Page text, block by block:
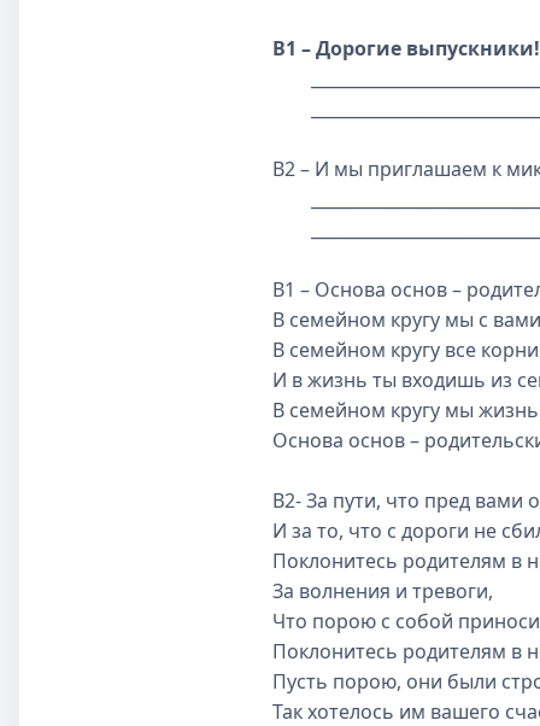
В1 – Дорогие
В2 – И мы приглашаем к
В1 – Основа основ –
В семейном кругу мы с
В семейном кругу все
И в жизнь ты входишь из
В семейном кругу мы
Основа основ –
В2- За пути, что пред вами
И за то, что с дороги не
Поклонитесь родителям в
За волнения и тревоги,
Что порою с собой
Поклонитесь родителям в
Пусть порою, они были
Так хотелось им вашего